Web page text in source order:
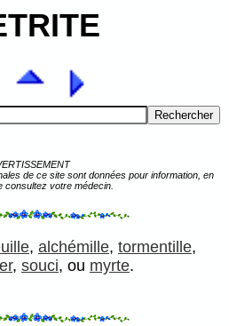
de ce site sont données pour information, en
consultez votre médecin.
, alchémille, tormentille,
, souci, ou myrte.